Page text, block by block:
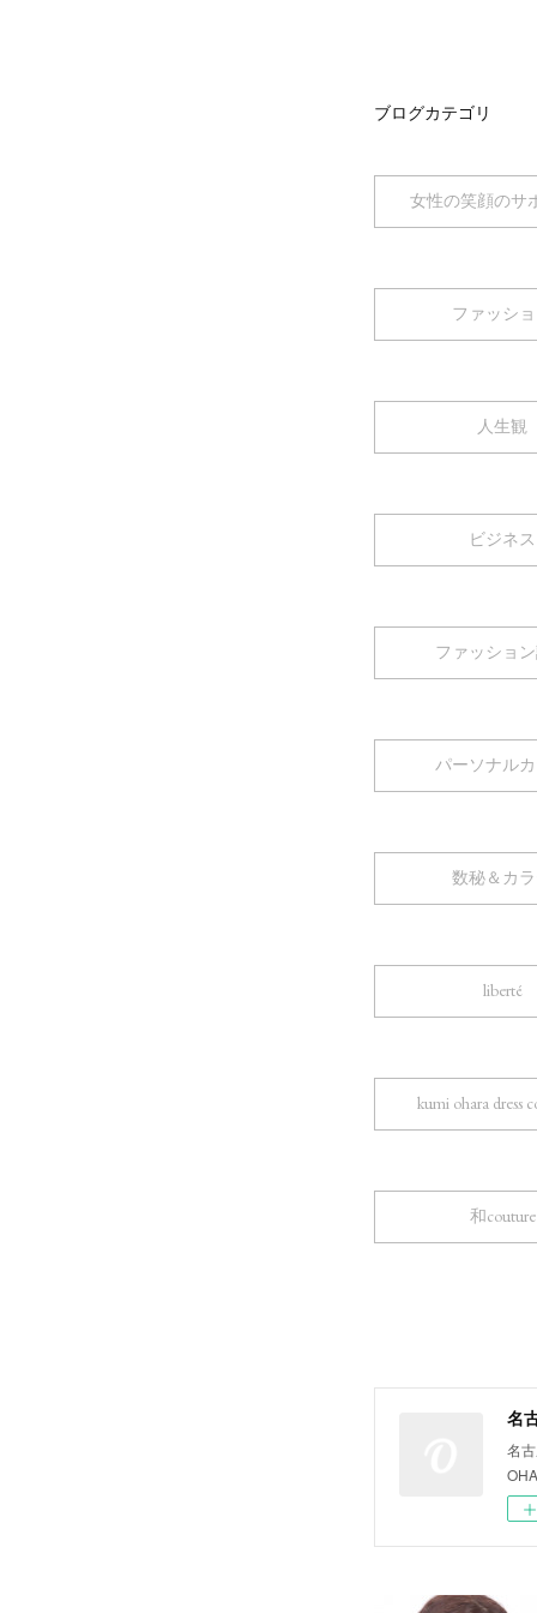
ブログカテゴリ
女性の笑顔のサ
ファッシ
人生観
ビジネス
ファッショ
パーソナル
数秘＆カ
liberté
kumi ohara dress
和couture
名
名